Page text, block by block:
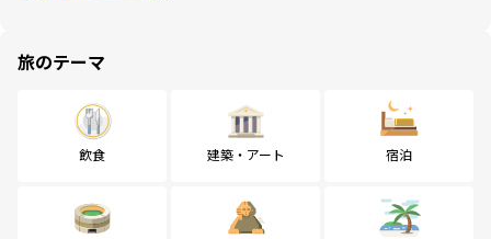
旅のテーマ
飲食 建築・アート 宿泊